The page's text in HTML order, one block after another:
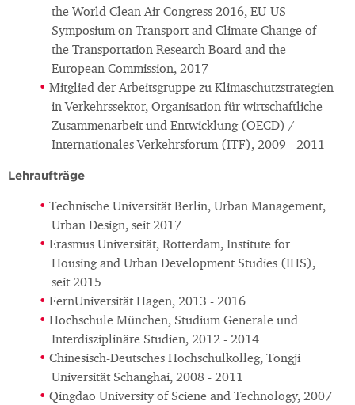
the World Clean Air Congress 2016, EU-US
Symposium on Transport and Climate Change of
the Transportation Research Board and the
European Commission, 2017
Mitglied der Arbeitsgruppe zu Klimaschutzstrategien
in Verkehrssektor, Organisation für wirtschaftliche
Zusammenarbeit und Entwicklung (OECD) /
Internationales Verkehrsforum (ITF), 2009 - 2011
Lehraufträge
Technische Universität Berlin, Urban Management,
Urban Design, seit 2017
Erasmus Universität, Rotterdam, Institute for
Housing and Urban Development Studies (IHS),
seit 2015
FernUniversität Hagen, 2013 - 2016
Hochschule München, Studium Generale und
Interdisziplinäre Studien, 2012 - 2014
Chinesisch-Deutsches Hochschulkolleg, Tongji
Universität Schanghai, 2008 - 2011
Qingdao University of Sciene and Technology, 2007